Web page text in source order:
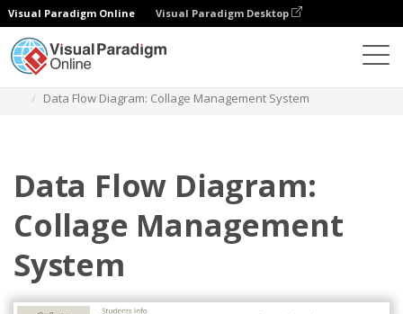
Visual Paradigm Online Visual Paradigm Desktop
Data Flow Diagram: Collage Management System
Data Flow Diagram:
Collage Management
System